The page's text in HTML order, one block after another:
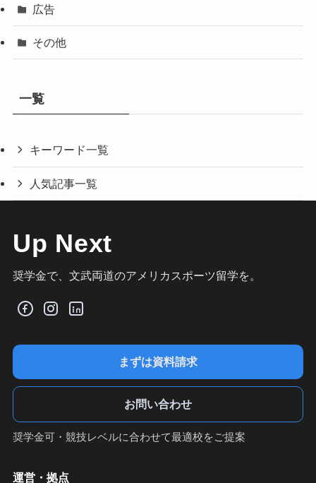
広告
その他
一覧
キーワード一覧
人気記事一覧
Up Next
奨学金で、文武両道のアメリカスポーツ留学を。
まずは資料請求
お問い合わせ
奨学金可・競技レベルに合わせて最適校をご提案
運営・拠点